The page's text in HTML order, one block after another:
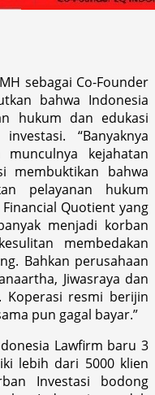
sebagai Co-Founder
bahwa Indonesia
hukum dan edukasi
“Banyaknya
kejahatan
membuktikan bahwa
pelayanan hukum
Quotient yang
menjadi korban
membedakan
Bahkan perusahaan
Jiwasraya dan
Koperasi resmi berijin
pun gagal bayar.”
Lawfirm baru 3
lebih dari 5000 klien
Investasi bodong